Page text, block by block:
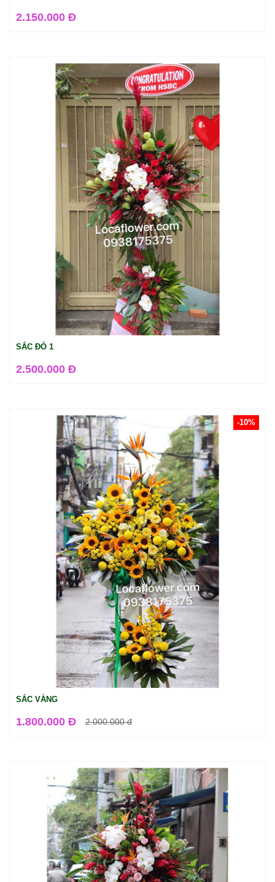
2.150.000 Đ
SẮC ĐỎ 1
2.500.000 Đ
SẮC VÀNG
1.800.000 Đ 2.000.000đ
-10%